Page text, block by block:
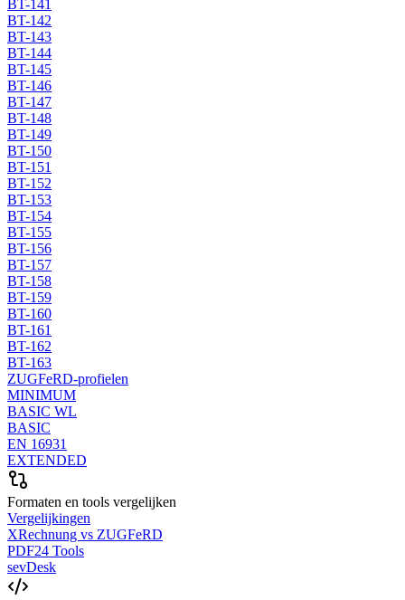
BT-141
BT-142
BT-143
BT-144
BT-145
BT-146
BT-147
BT-148
BT-149
BT-150
BT-151
BT-152
BT-153
BT-154
BT-155
BT-156
BT-157
BT-158
BT-159
BT-160
BT-161
BT-162
BT-163
ZUGFeRD-profielen
MINIMUM
BASIC WL
BASIC
EN 16931
EXTENDED
Formaten en tools vergelijken
Vergelijkingen
XRechnung vs ZUGFeRD
PDF24 Tools
sevDesk